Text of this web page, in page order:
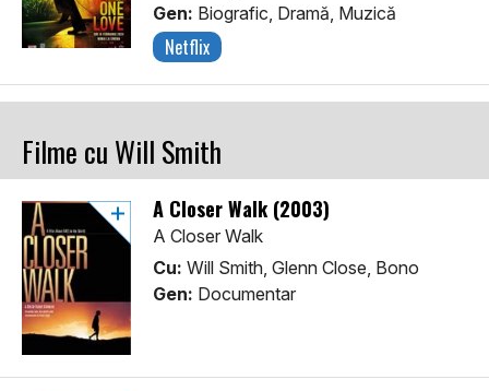
Gen: Biografic, Dramă, Muzică
Netflix
Filme cu Will Smith
A Closer Walk (2003)
A Closer Walk
Cu: Will Smith, Glenn Close, Bono
Gen: Documentar